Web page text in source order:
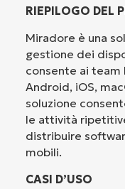
RIEPILOGO DEL
Miradore è una
gestione dei
consente ai
Android, iOS,
soluzione
le attività
distribuire
mobili.
CASI D’USO